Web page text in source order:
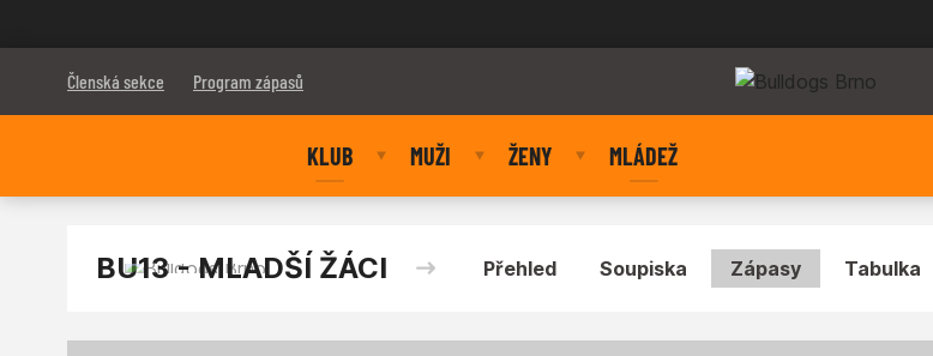
Členská sekce Program zápasů
KLUB MUŽI ŽENY MLÁDEŽ
BU13 - MLADŠÍ ŽÁCI Přehled Soupiska Zápasy Tabulka